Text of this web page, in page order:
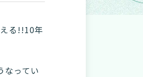
る!!10年
なってい